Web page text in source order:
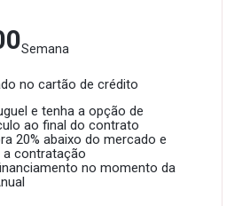
Semana
no cartão de crédito
e tenha a opção de
ao final do contrato
20% abaixo do mercado e
a contratação
no momento da